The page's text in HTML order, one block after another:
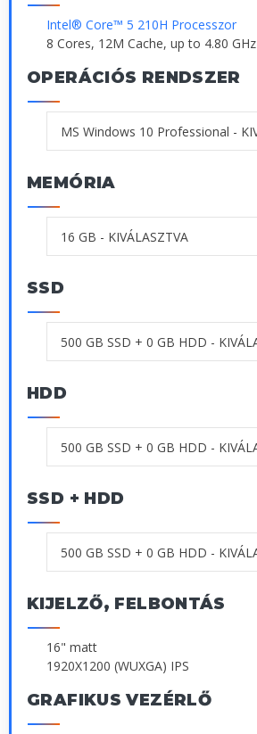
Intel® Core™ 5 210H Processzor
8 Cores, 12M Cache, up to 4.80 GHz
OPERÁCIÓS RENDSZER
MEMÓRIA
SSD
HDD
SSD + HDD
KIJELZŐ, FELBONTÁS
16" matt
1920X1200 (WUXGA) IPS
GRAFIKUS VEZÉRLŐ